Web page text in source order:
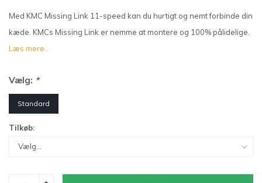
Med KMC Missing Link 11-speed kan du hurtigt og nemt forbinde din
kæde. KMCs Missing Link er nemme at montere og 100% pålidelige.
Læs mere..
Vælg: *
Standard
Tilkøb: